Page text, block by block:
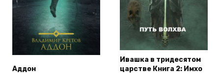
Аддон
Ивашка в тридесятом
царстве Книга 2: Имхо